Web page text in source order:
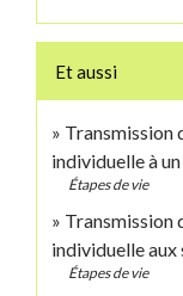
Et aussi
Transmission
individuelle à
Étapes de vie
Transmission
individuelle aux
Étapes de vie